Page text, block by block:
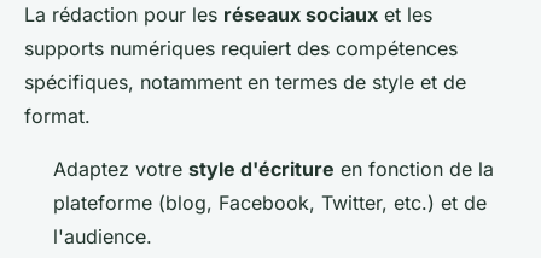
La rédaction pour les réseaux sociaux et les
supports numériques requiert des compétences
spécifiques, notamment en termes de style et de
format.
Adaptez votre style d'écriture en fonction de la
plateforme (blog, Facebook, Twitter, etc.) et de
l'audience.